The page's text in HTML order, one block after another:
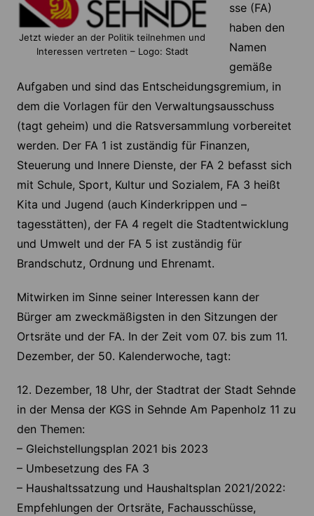
Jetzt wieder an der Politik teilnehmen und
Interessen vertreten – Logo: Stadt
sse (FA)
haben den
Namen
gemäße
Aufgaben und sind das Entscheidungsgremium, in
dem die Vorlagen für den Verwaltungsausschuss
(tagt geheim) und die Ratsversammlung vorbereitet
werden. Der FA 1 ist zuständig für Finanzen,
Steuerung und Innere Dienste, der FA 2 befasst sich
mit Schule, Sport, Kultur und Sozialem, FA 3 heißt
Kita und Jugend (auch Kinderkrippen und –
tagesstätten), der FA 4 regelt die Stadtentwicklung
und Umwelt und der FA 5 ist zuständig für
Brandschutz, Ordnung und Ehrenamt.
Mitwirken im Sinne seiner Interessen kann der
Bürger am zweckmäßigsten in den Sitzungen der
Ortsräte und der FA. In der Zeit vom 07. bis zum 11.
Dezember, der 50. Kalenderwoche, tagt:
12. Dezember, 18 Uhr, der Stadtrat der Stadt Sehnde
in der Mensa der KGS in Sehnde Am Papenholz 11 zu
den Themen:
– Gleichstellungsplan 2021 bis 2023
– Umbesetzung des FA 3
– Haushaltssatzung und Haushaltsplan 2021/2022:
Empfehlungen der Ortsräte, Fachausschüsse,